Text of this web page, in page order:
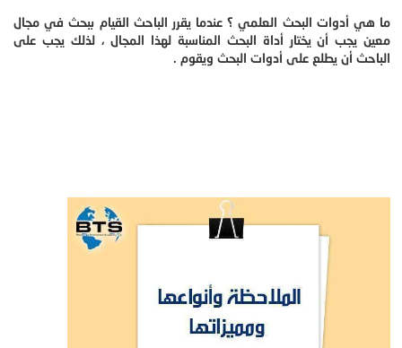
ما هي أدوات البحث العلمي ؟ عندما يقرر الباحث القيام ببحث في مجال
معين يجب أن يختار أداة البحث المناسبة لهذا المجال ، لذلك يجب على
الباحث أن يطلع على أدوات البحث ويقوم .